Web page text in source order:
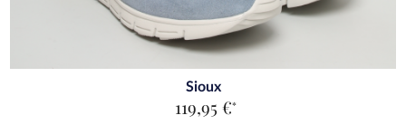
Sioux
119,95 €*